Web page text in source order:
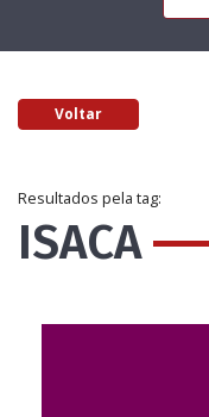
Voltar
Resultados pela tag:
ISACA